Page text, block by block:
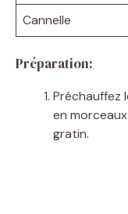
Cannelle
Préparation:
Préchauffez
en
gratin.